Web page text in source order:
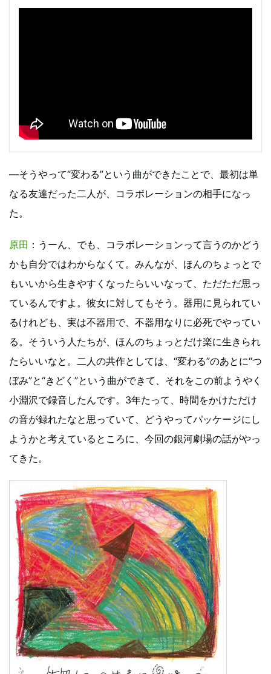
―そうやって“変わる”という曲ができたことで、最初は単
なる友達だった二人が、コラボレーションの相手になっ
た。
原田 ：うーん、でも、コラボレーションって言うのかどう
かも自分ではわからなくて。みんなが、ほんのちょっとで
もいいから生きやすくなったらいいなって、ただただ思っ
ているんですよ。彼女に対してもそう。器用に見られてい
るけれども、実は不器用で、不器用なりに必死でやってい
る。そういう人たちが、ほんのちょっとだけ楽に生きられ
たらいいなと。二人の共作としては、“変わる”のあとに“つ
ぼみ”と“きどく”という曲ができて、それをこの前ようやく
小淵沢で録音したんです。3年たって、時間をかけただけ
の音が録れたなと思っていて、どうやってパッケージにし
ようかと考えているところに、今回の銀河劇場の話がやっ
てきた。